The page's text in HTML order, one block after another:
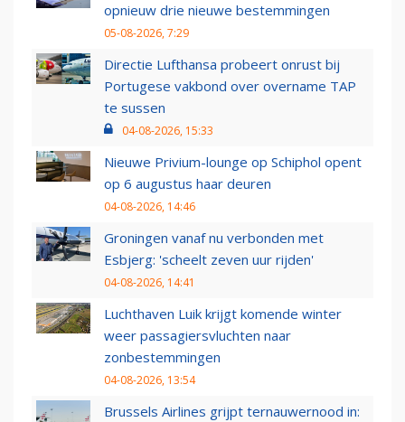
opnieuw drie nieuwe bestemmingen
05-08-2026, 7:29
Directie Lufthansa probeert onrust bij
Portugese vakbond over overname TAP
te sussen
04-08-2026, 15:33
Nieuwe Privium-lounge op Schiphol opent
op 6 augustus haar deuren
04-08-2026, 14:46
Groningen vanaf nu verbonden met
Esbjerg: 'scheelt zeven uur rijden'
04-08-2026, 14:41
Luchthaven Luik krijgt komende winter
weer passagiersvluchten naar
zonbestemmingen
04-08-2026, 13:54
Brussels Airlines grijpt ternauwernood in: